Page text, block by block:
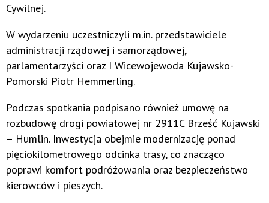
Cywilnej.
W wydarzeniu uczestniczyli m.in. przedstawiciele
administracji rządowej i samorządowej,
parlamentarzyści oraz I Wicewojewoda Kujawsko-
Pomorski Piotr Hemmerling.
Podczas spotkania podpisano również umowę na
rozbudowę drogi powiatowej nr 2911C Brześć Kujawski
– Humlin. Inwestycja obejmie modernizację ponad
pięciokilometrowego odcinka trasy, co znacząco
poprawi komfort podróżowania oraz bezpieczeństwo
kierowców i pieszych.